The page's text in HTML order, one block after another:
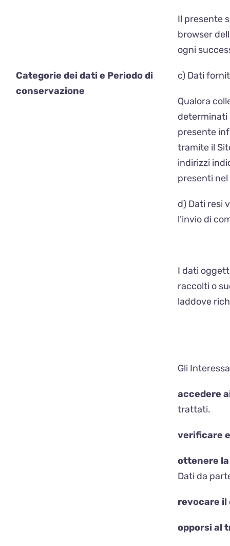
Categorie dei dati e Periodo di
conservazione
Il presente
browser
ogni
c) Dati
Qualora
determinati
presente
tramite il
indirizzi
presenti
d) Dati resi
l’invio di
I dati
raccolti o
laddove
Gli
accedere
trattati.
verificare
ottenere la
Dati da
revocare il
opporsi al